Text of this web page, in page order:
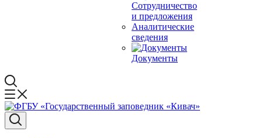
Сотрудничество
и предложения
Аналитические
сведения
Документы